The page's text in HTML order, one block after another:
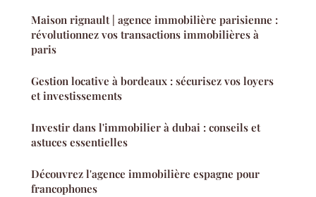
Maison rignault | agence immobilière parisienne :
révolutionnez vos transactions immobilières à
paris
Gestion locative à bordeaux : sécurisez vos loyers
et investissements
Investir dans l'immobilier à dubai : conseils et
astuces essentielles
Découvrez l'agence immobilière espagne pour
francophones